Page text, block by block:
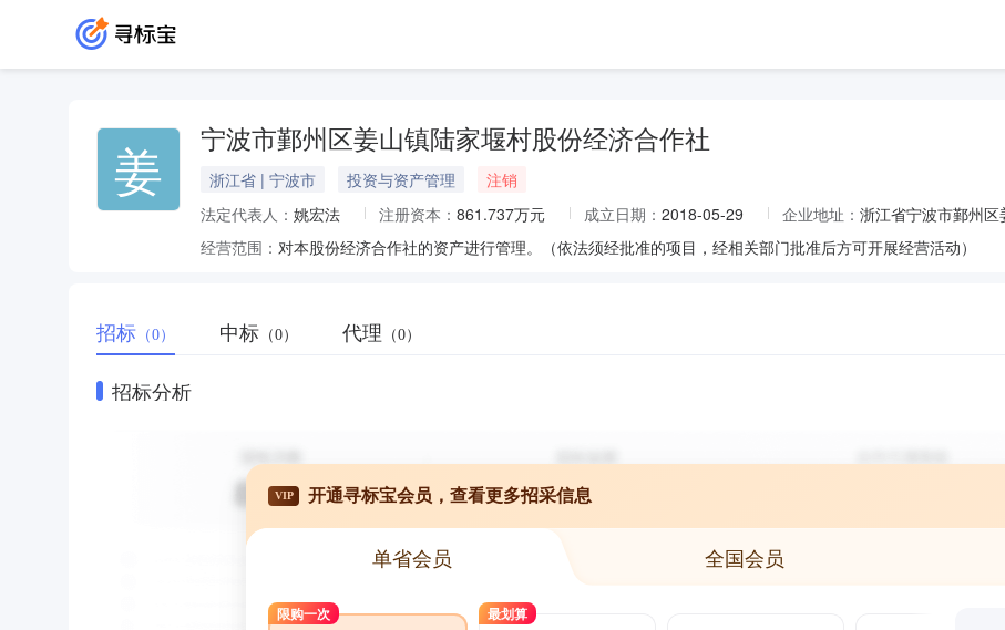
姜 宁波市鄞州区姜山镇陆家堰村股份经济合作社
浙江省 | 宁波市 投资与资产管理
注销
法定代表人： 姚宏法 注册资本： 861.737万元 成立日期： 2018-05-29 企业地址： 浙江省宁波市鄞州
经营范围： 对本股份经济合作社的资产进行管理。（依法须经批准的项目，经相关部门批准后方可开展经营活动）
招标 （0） 中标 （0） 代理 （0）
招标分析
VIP 开通寻标宝会员，查看更多招采信息
单省会员 全国会员
限购一次 最划算